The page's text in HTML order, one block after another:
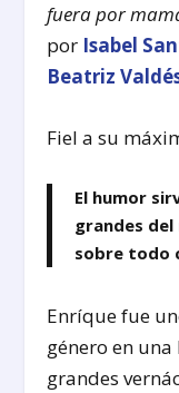
fuera por
por Isabel
Beatriz
Fiel a su
El humor
grandes
sobre todo
Enríque fue
género en
grandes